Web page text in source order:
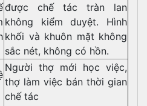
được chế tác tràn lan
không kiểm duyệt. Hình
khối và khuôn mặt không
sắc nét, không có hồn.
Người thợ mới học việc,
thợ làm việc bán thời gian
chế tác